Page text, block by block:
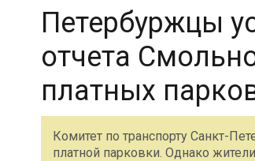
Петербуржцы
отчета
платных
Комитет по транспорту Санкт-
платной парковки. Однако